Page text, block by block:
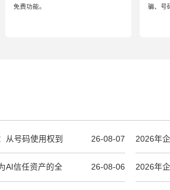
免费功能。
骗、号
从号码使用权到 26-08-07 2026年
牌资产
AI信任资产的全 26-08-06 2026年